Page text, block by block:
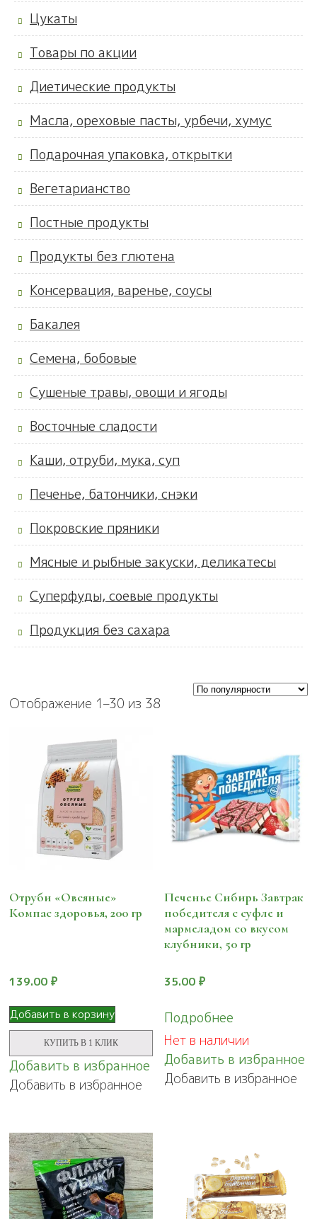
Цукаты
Товары по акции
Диетические продукты
Масла, ореховые пасты, урбечи, хумус
Подарочная упаковка, открытки
Вегетарианство
Постные продукты
Продукты без глютена
Консервация, варенье, соусы
Бакалея
Семена, бобовые
Сушеные травы, овощи и ягоды
Восточные сладости
Каши, отруби, мука, суп
Печенье, батончики, снэки
Покровские пряники
Мясные и рыбные закуски, деликатесы
Суперфуды, соевые продукты
Продукция без сахара
Отображение 1–30 из 38
Отруби «Овсяные»
Компас здоровья, 200 гр
139.00 ₽
Добавить в корзину
КУПИТЬ В 1 КЛИК
Добавить в избранное
Добавить в избранное
Печенье Сибирь Завтрак
победителя с суфле и
мармеладом со вкусом
клубники, 50 гр
35.00₽
Подробнее
Нет в наличии
Добавить в избранное
Добавить в избранное